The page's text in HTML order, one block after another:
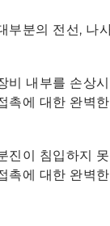
부분의 전선, 나
비 내부를 손상
촉에 대한 완벽
진이 침입하지
촉에 대한 완벽